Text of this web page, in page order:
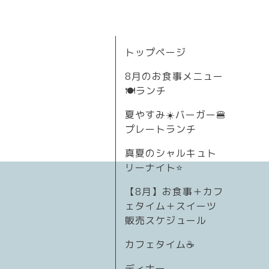
トップページ
8月のお食事メニュー
🍽ランチ
夏やすみ☀️バーガー🍔
プレートランチ
真夏のシャルキュト
リーナイト⭐
【8月】お食事＋カフ
ェタイム＋スイーツ
販売スケジュール
カフェタイム☕️